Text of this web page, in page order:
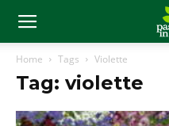
Home Tags Violette
Tag: violette